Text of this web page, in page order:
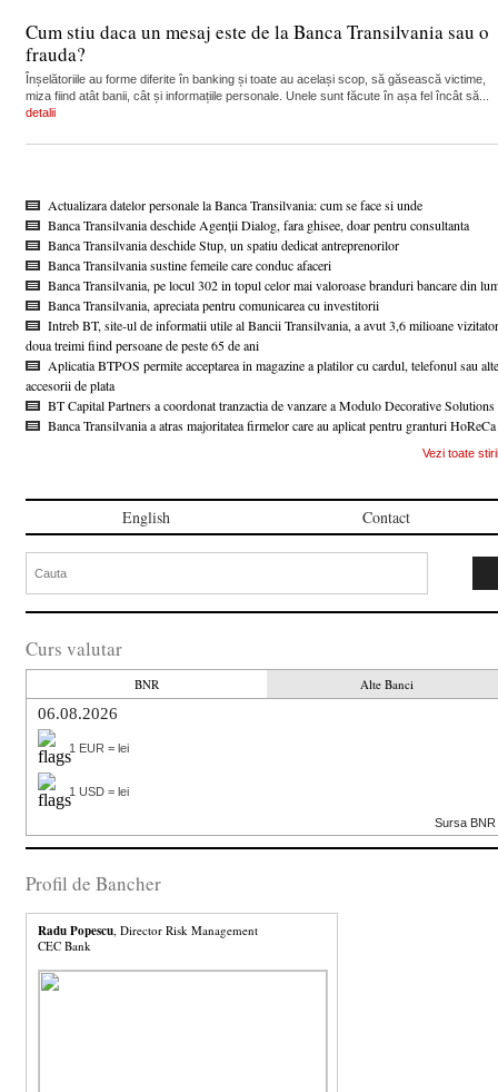
Cum stiu daca un mesaj este de la Banca Transilvania sau o
frauda?
Înșelătoriile au forme diferite în banking și toate au același scop, să găsească victime,
miza fiind atât banii, cât și informațiile personale. Unele sunt făcute în așa fel încât să...
detalii
Actualizara datelor personale la Banca Transilvania: cum se face si unde
Banca Transilvania deschide Agenții Dialog, fara ghisee, doar pentru consultanta
Banca Transilvania deschide Stup, un spatiu dedicat antreprenorilor
Banca Transilvania sustine femeile care conduc afaceri
Banca Transilvania, pe locul 302 in topul celor mai valoroase branduri bancare din
Banca Transilvania, apreciata pentru comunicarea cu investitorii
Intreb BT, site-ul de informatii utile al Bancii Transilvania, a avut 3,6 milioane
doua treimi fiind persoane de peste 65 de ani
Aplicatia BTPOS permite acceptarea in magazine a platilor cu cardul, telefonul sau alte
accesorii de plata
BT Capital Partners a coordonat tranzactia de vanzare a Modulo Decorative Solutions
Banca Transilvania a atras majoritatea firmelor care au aplicat pentru granturi HoReCa
Vezi toate
English Contact
Curs valutar
BNR Alte Banci
06.08.2026
1 EUR = lei
1 USD = lei
Sursa BNR
Profil de Bancher
Radu Popescu, Director Risk Management
CEC Bank